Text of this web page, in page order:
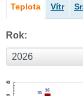
Teplota Vítr
Rok: